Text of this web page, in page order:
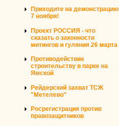
Приходите на демонстрацию
7 ноября!
Проект РОССИЯ - что
сказать о законности
митингов и гуляния 26 марта
Противодействие
строительству в парке на
Ямской
Рейдерский захват ТСЖ
"Метелево"
Росрегистрация против
правозащитников